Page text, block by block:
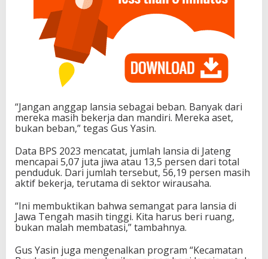
“Jangan anggap lansia sebagai beban. Banyak dari
mereka masih bekerja dan mandiri. Mereka aset,
bukan beban,” tegas Gus Yasin.
Data BPS 2023 mencatat, jumlah lansia di Jateng
mencapai 5,07 juta jiwa atau 13,5 persen dari total
penduduk. Dari jumlah tersebut, 56,19 persen masih
aktif bekerja, terutama di sektor wirausaha.
“Ini membuktikan bahwa semangat para lansia di
Jawa Tengah masih tinggi. Kita harus beri ruang,
bukan malah membatasi,” tambahnya.
Gus Yasin juga mengenalkan program “Kecamatan